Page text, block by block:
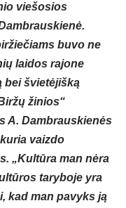
viešosios
buvo ne
laidos rajone
bei švietėjišką
žinios“
A. Dambrauskienės
vaizdo
„Kultūra man nėra
taryboje yra
kad man pavyks ją